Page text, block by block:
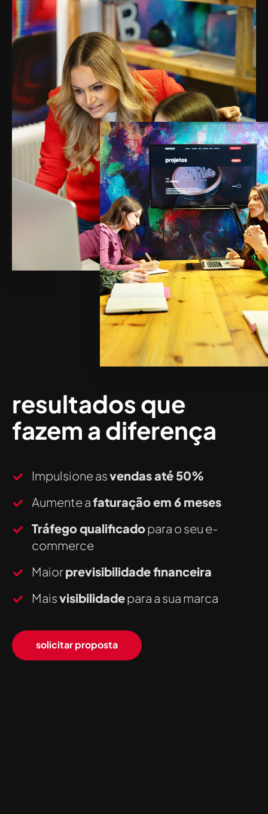
resultados que
fazem a diferença
Impulsione asvendas até 50%
Aumente afaturação em 6 meses
Tráfego qualificadopara o seu e-
commerce
Maiorprevisibilidade financeira
Maisvisibilidadepara a sua marca
solicitar proposta